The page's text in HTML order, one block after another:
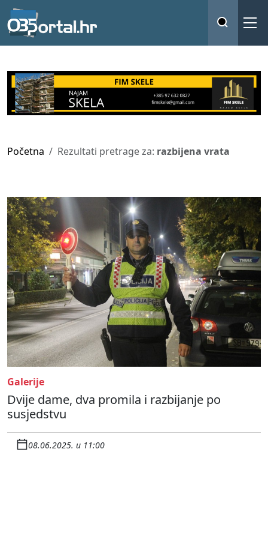
Početna Rezultati pretrage za: razbijena vrata
Galerije
Dvije dame, dva promila i razbijanje po
susjedstvu
08.06.2025. u 11:00